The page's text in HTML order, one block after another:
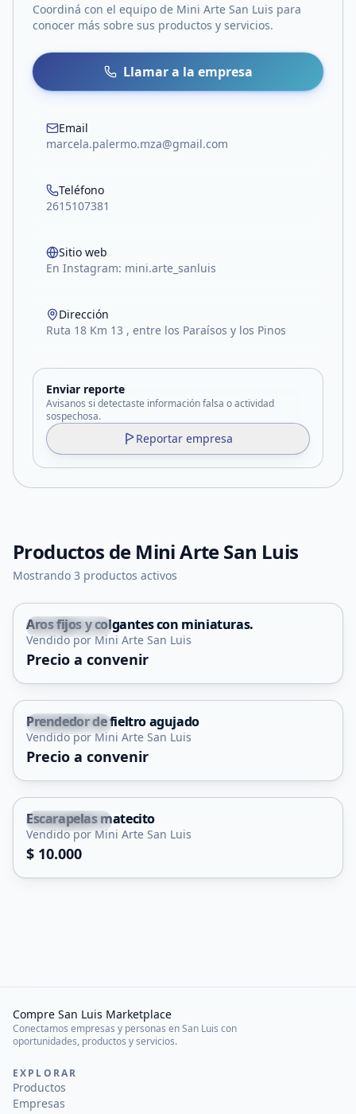
Coordiná con el equipo de Mini Arte San Luis para
conocer más sobre sus productos y servicios.
Llamar a la empresa
Email
marcela.palermo.mza@gmail.com
Teléfono
2615107381
Sitio web
En Instagram: mini.arte_sanluis
Dirección
Ruta 18 Km 13 , entre los Paraísos y los Pinos
Enviar reporte
Avisanos si detectaste información falsa o actividad
sospechosa.
Reportar empresa
Productos de Mini Arte San Luis
Mostrando 3 productos activos
Las Chacras
Aros fijos y colgantes con miniaturas.
Vendido por Mini Arte San Luis
Precio a convenir
Las Chacras
Prendedor de fieltro agujado
Vendido por Mini Arte San Luis
Precio a convenir
Las Chacras
Escarapelas matecito
Vendido por Mini Arte San Luis
$ 10.000
Compre San Luis Marketplace
Conectamos empresas y personas en San Luis con
oportunidades, productos y servicios.
EXPLORAR
Productos
Empresas